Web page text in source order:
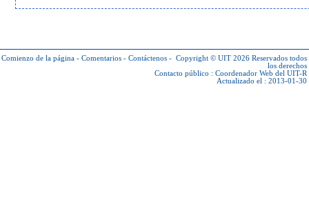
Comienzo de la página - Comentarios - Contáctenos - Copyright © UIT 2026 Reservados todos
los derechos
Contacto público : Coordenador Web del UIT-R
Actualizado el : 2013-01-30